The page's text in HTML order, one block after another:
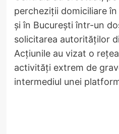
percheziții domiciliare
și în București într-un
solicitarea autorităților
Acțiunile au vizat o
activități extrem de
intermediul unei